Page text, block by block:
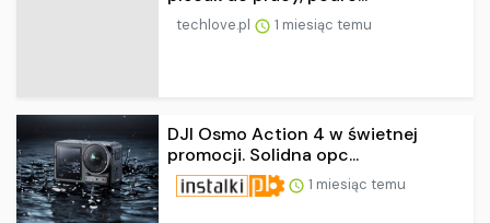
techlove.pl 1 miesiąc temu
DJI Osmo Action 4 w świetnej
promocji. Solidna opc...
1 miesiąc temu